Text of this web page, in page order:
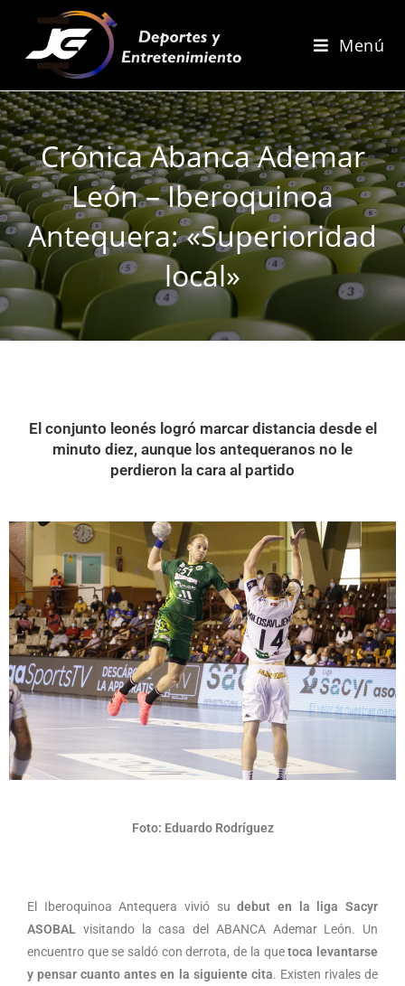
Menú
Crónica Abanca Ademar
León – Iberoquinoa
Antequera: «Superioridad
local»
El conjunto leonés logró marcar distancia desde el
minuto diez, aunque los antequeranos no le
perdieron la cara al partido
Foto: Eduardo Rodríguez
El Iberoquinoa Antequera vivió sudebut en la liga Sacyr
ASOBAL visitando la casa del ABANCA Ademar León. Un
encuentro que se saldó con derrota, de la quetoca levantarse
y pensar cuanto antes en la siguiente cita. Existen rivales de